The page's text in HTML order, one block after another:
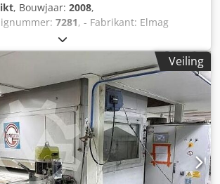
, Bouwjaar: 2008,
7281, - Fabrikant: Elmag
3.2.2 - Bouwjaar: 2008 (2010) -
mm Dsdpfx Aozf N Dtokpjck -
mm +/- 20 mm - Bedieningszijde: rechts -
niet gereviseerd -
in duo-uitvoering - Pistoolarmen
- Droge afzuiging -
m³/u - Transportsysteem met
traploos regelbaar tot
- Bandreiniging via
- Bandreiniging achter de
Veiling